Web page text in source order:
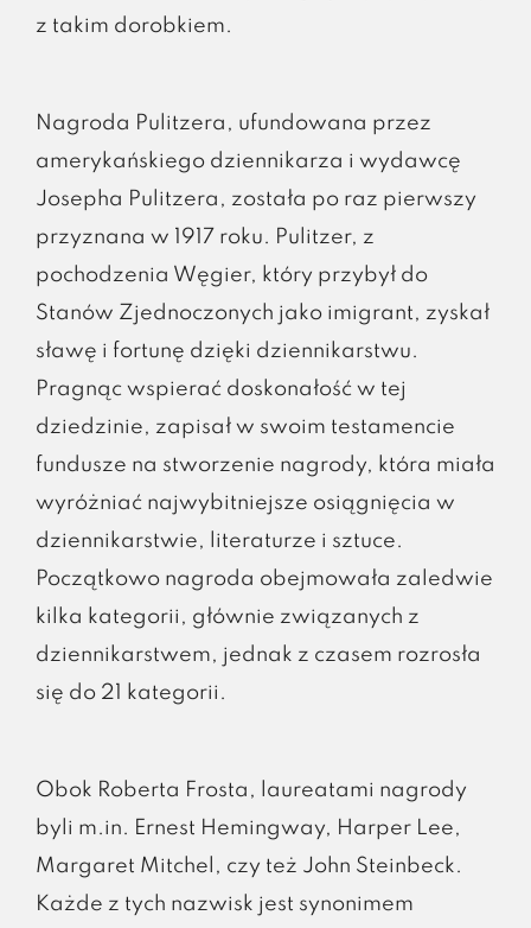
z takim dorobkiem.
Nagroda Pulitzera, ufundowana przez
amerykańskiego dziennikarza i wydawcę
Josepha Pulitzera, została po raz pierwszy
przyznana w 1917 roku. Pulitzer, z
pochodzenia Węgier, który przybył do
Stanów Zjednoczonych jako imigrant, zyskał
sławę i fortunę dzięki dziennikarstwu.
Pragnąc wspierać doskonałość w tej
dziedzinie, zapisał w swoim testamencie
fundusze na stworzenie nagrody, która miała
wyróżniać najwybitniejsze osiągnięcia w
dziennikarstwie, literaturze i sztuce.
Początkowo nagroda obejmowała zaledwie
kilka kategorii, głównie związanych z
dziennikarstwem, jednak z czasem rozrosła
się do 21 kategorii.
Obok Roberta Frosta, laureatami nagrody
byli m.in. Ernest Hemingway, Harper Lee,
Margaret Mitchel, czy też John Steinbeck.
Każde z tych nazwisk jest synonimem